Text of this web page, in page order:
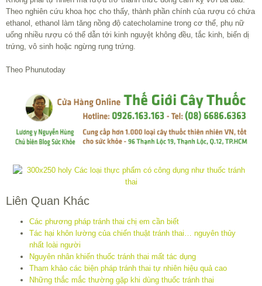
Theo nghiên cứu khoa học cho thấy, thành phần chính của rượu có chứa
ethanol, ethanol làm tăng nồng độ catecholamine trong cơ thể, phụ nữ
uống nhiều rượu có thể dẫn tới kinh nguyệt không đều, tắc kinh, biến dị
trứng, vô sinh hoặc ngừng rụng trứng.
Theo Phunutoday
Liên Quan Khác
Các phương pháp tránh thai chị em cần biết
Tác hại khôn lường của chiến thuật tránh thai… nguyên thủy
nhất loài người
Nguyên nhân khiến thuốc tránh thai mất tác dụng
Tham khảo các biện pháp tránh thai tự nhiên hiệu quả cao
Những thắc mắc thường gặp khi dùng thuốc tránh thai